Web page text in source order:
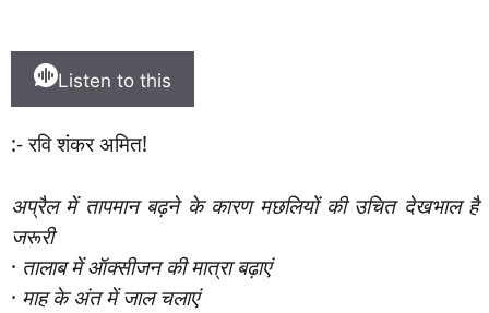
Listen to this
:- रवि शंकर अमित!
अप्रैल में तापमान बढ़ने के कारण मछलियों की उचित देखभाल है
जरूरी
· तालाब में ऑक्सीजन की मात्रा बढ़ाएं
· माह के अंत में जाल चलाएं